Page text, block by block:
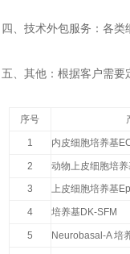
四、技术外包服务：各
五、其他：根据客户需要
序号
1 内皮细胞培养基
2
动物上皮细胞培
3
上皮细胞培养基
4 培养基DK-SFM
5 Neurobasal-A 培